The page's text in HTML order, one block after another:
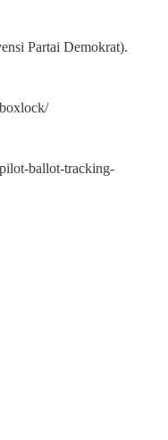
Partai Demokrat).
ballot-tracking-